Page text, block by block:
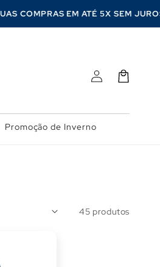
SUAS COMPRAS EM ATÉ 5X SEM
Promoção de Inverno
Fazer
login
Carrinho
45 produtos